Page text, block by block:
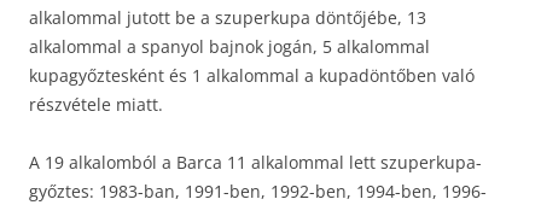
alkalommal jutott be a szuperkupa döntőjébe, 13
alkalommal a spanyol bajnok jogán, 5 alkalommal
kupagyőztesként és 1 alkalommal a kupadöntőben való
részvétele miatt.
A 19 alkalomból a Barca 11 alkalommal lett szuperkupa-
győztes: 1983-ban, 1991-ben, 1992-ben, 1994-ben, 1996-